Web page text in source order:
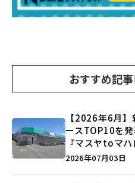
おすすめ記
【2026年6月
ースTOP10を
『マスヤtoマ
事をランキング
2026年07月03日